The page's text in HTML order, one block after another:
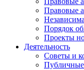
Правовые
Порядок
Проекты
Деятельность
Советы и